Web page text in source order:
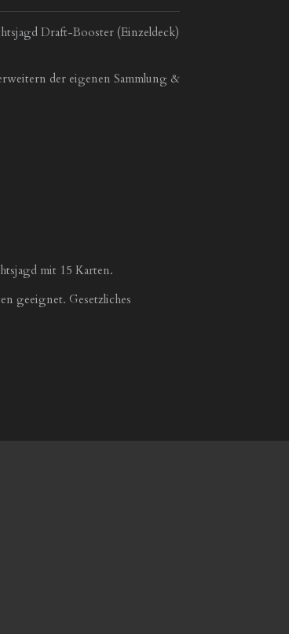
Draft-Booster (Einzeldeck)
der eigenen Sammlung &
mit 15 Karten.
geeignet. Gesetzliches